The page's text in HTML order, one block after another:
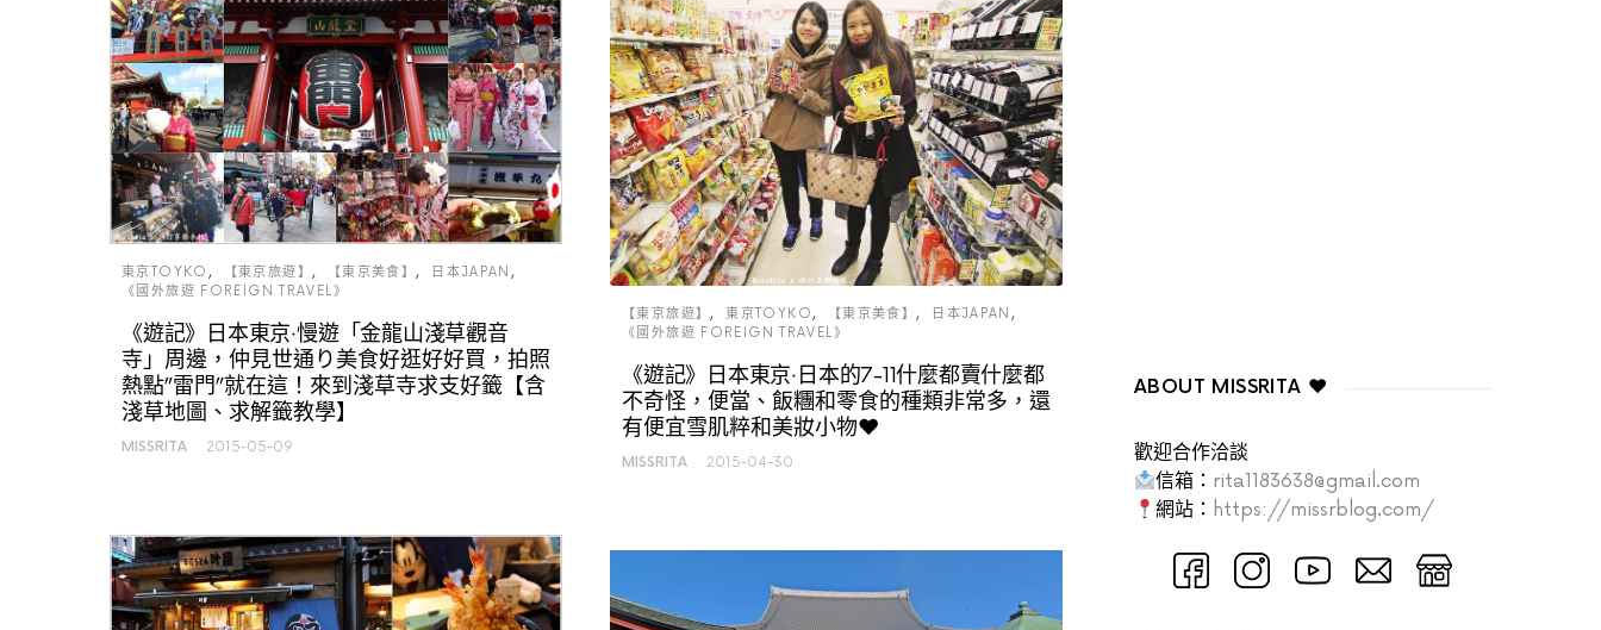
東京TOYKO 【東京旅遊】 【東京美食】
日本JAPAN
《國外旅遊 FOREIGN TRAVEL》
《遊記》日本東京‧慢遊「金龍山淺草觀音
寺」周邊，仲見世通り美食好逛好好買，拍照
熱點”雷門”就在這！來到淺草寺求支好籤【含
淺草地圖、求解籤教學】
MISSRITA 2015-05-09
【東京旅遊】 東京TOYKO 【東京美食】
日本JAPAN
《國外旅遊 FOREIGN TRAVEL》
《遊記》日本東京‧日本的7-11什麼都賣什麼都
不奇怪，便當、飯糰和零食的種類非常多，還
有便宜雪肌粹和美妝小物♥
MISSRITA 2015-04-30
ABOUT MISSRITA ♥
歡迎合作洽談
信箱： rita1183638@gmail.com
網站： https://missrblog.com/